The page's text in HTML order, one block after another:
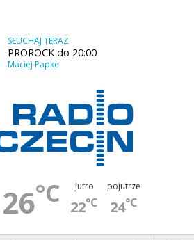
SŁUCHAJ TERAZ
PROROCK do 20:00
Maciej Papke
26°C jutro
22°C
pojutrze
24°C